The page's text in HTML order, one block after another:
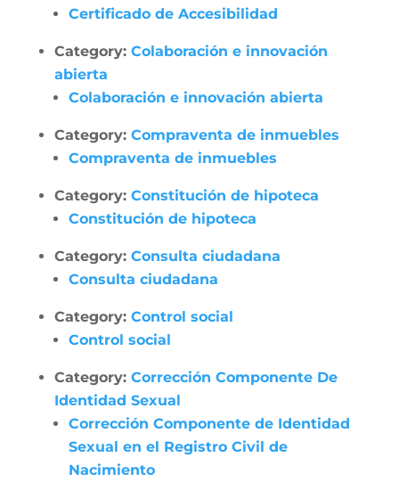
Certificado de Accesibilidad
Category: Colaboración e innovación
abierta
Colaboración e innovación abierta
Category: Compraventa de inmuebles
Compraventa de inmuebles
Category: Constitución de hipoteca
Constitución de hipoteca
Category: Consulta ciudadana
Consulta ciudadana
Category: Control social
Control social
Category: Corrección Componente De
Identidad Sexual
Corrección Componente de Identidad
Sexual en el Registro Civil de
Nacimiento